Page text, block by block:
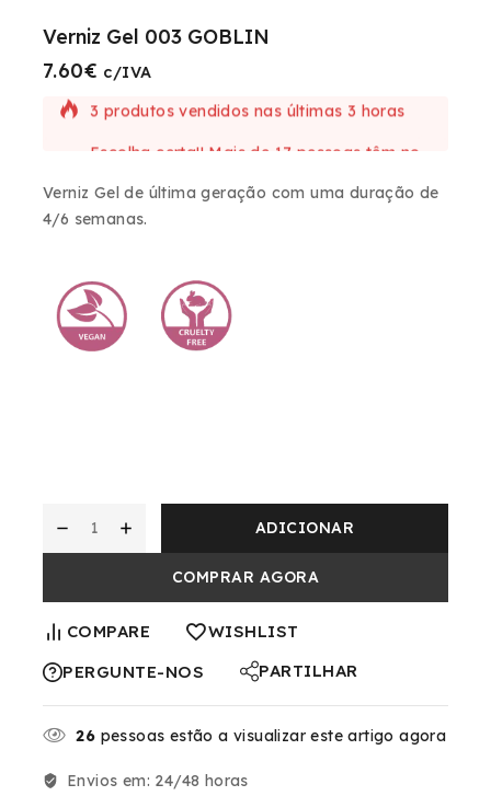
Verniz Gel 003 GOBLIN
7.60€ c/IVA
3 produtos vendidos nas últimas 3 horas
Escolha certa!! Mais de 17 pessoas têm no
Verniz Gel de última geração com uma duração de
4/6 semanas.
ADICIONAR
COMPRAR AGORA
COMPARE
WISHLIST
PERGUNTE-NOS
PARTILHAR
26 pessoas estão a visualizar este artigo agora
Envios em: 24/48 horas